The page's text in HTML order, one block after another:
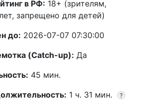
в РФ: 18+ (зрителям,
запрещено для детей)
до: 2026-07-07 07:30:00
(Catch-up): Да
45 мин.
1 ч. 31 мин. ?